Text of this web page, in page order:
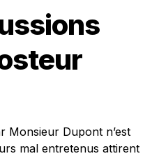
Monsieur Dupont n’est
mal entretenus attirent